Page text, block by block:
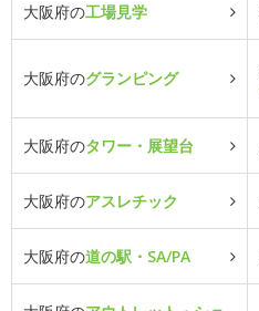
大阪府の工場見学
大阪府のグランピング
大阪府のタワー・展望台
大阪府のアスレチック
大阪府の道の駅・SA/PA